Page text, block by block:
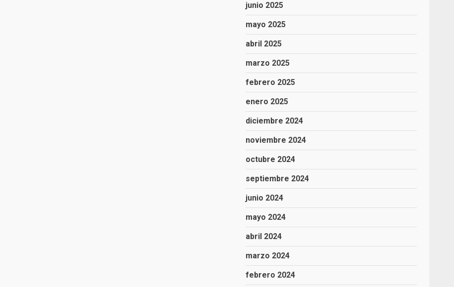
junio 2025
mayo 2025
abril 2025
marzo 2025
febrero 2025
enero 2025
diciembre 2024
noviembre 2024
octubre 2024
septiembre 2024
junio 2024
mayo 2024
abril 2024
marzo 2024
febrero 2024